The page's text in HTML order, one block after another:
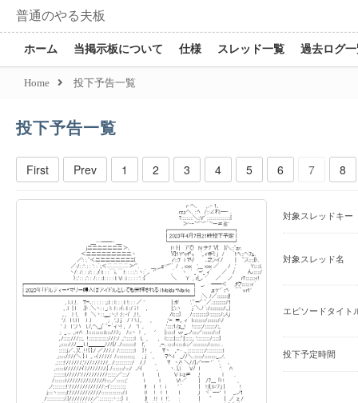
普通のやる夫板
ホーム 当掲示板について 仕様 スレッド一覧 過去ログ
Home 投下予告一覧
投下予告一覧
First Prev 1 2 3 4 5 6 7 8
対象スレッドキー
対象スレッド名
エピソードタイト
投下予定時間